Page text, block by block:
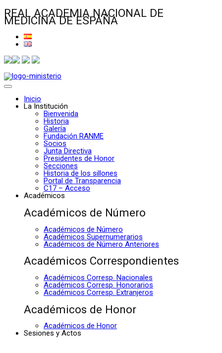
REAL ACADEMIA NACIONAL DE
MEDICINA DE ESPAÑA
Inicio
La Institución
Bienvenida
Historia
Galería
Fundación RANME
Socios
Junta Directiva
Presidentes de Honor
Secciones
Historia de los sillones
Portal de Transparencia
C17 – Acceso
Académicos
Académicos de Número
Académicos de Número
Académicos Supernumerarios
Académicos de Número Anteriores
Académicos Correspondientes
Académicos Corresp. Nacionales
Académicos Corresp. Honorarios
Académicos Corresp. Extranjeros
Académicos de Honor
Académicos de Honor
Sesiones y Actos